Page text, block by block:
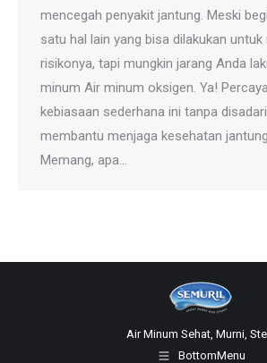
mencegah penyakit jantung. Meski
satu hal lain yang bisa dilakukan untuk
risikonya, tapi mungkin jarang Anda
minum Air minum oksigen. Ya!
kebiasaan sederhana ini tanpa
membantu menjaga kesehatan
Memang, apa…
Air Minum Sehat, Murni,
BottomMenu